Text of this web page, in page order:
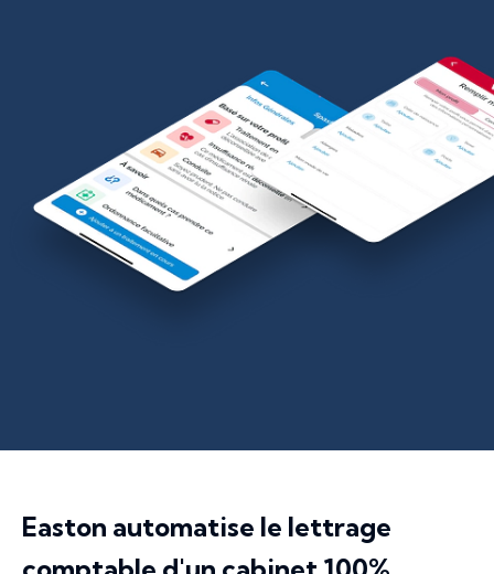
Easton automatise le lettrage